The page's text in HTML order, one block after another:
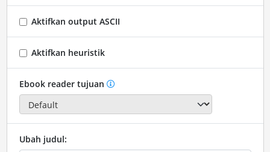
Aktifkan output ASCII
Aktifkan heuristik
Ebook reader tujuan
Ubah judul: